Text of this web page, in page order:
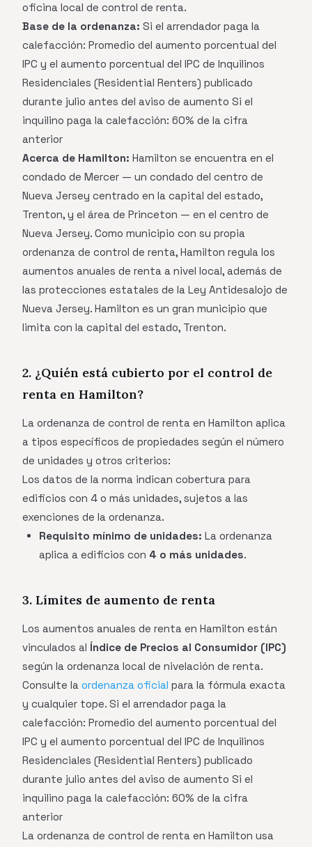
oficina local de control de renta.
Base de la ordenanza: Si el arrendador paga la
calefacción: Promedio del aumento porcentual del
IPC y el aumento porcentual del IPC de Inquilinos
Residenciales (Residential Renters) publicado
durante julio antes del aviso de aumento Si el
inquilino paga la calefacción: 60% de la cifra
anterior
Acerca de Hamilton: Hamilton se encuentra en el
condado de Mercer — un condado del centro de
Nueva Jersey centrado en la capital del estado,
Trenton, y el área de Princeton — en el centro de
Nueva Jersey. Como municipio con su propia
ordenanza de control de renta, Hamilton regula los
aumentos anuales de renta a nivel local, además de
las protecciones estatales de la Ley Antidesalojo de
Nueva Jersey. Hamilton es un gran municipio que
limita con la capital del estado, Trenton.
2. ¿Quién está cubierto por el control de
renta en Hamilton?
La ordenanza de control de renta en Hamilton aplica
a tipos específicos de propiedades según el número
de unidades y otros criterios:
Los datos de la norma indican cobertura para
edificios con 4 o más unidades, sujetos a las
exenciones de la ordenanza.
Requisito mínimo de unidades: La ordenanza
aplica a edificios con 4 o más unidades.
3. Límites de aumento de renta
Los aumentos anuales de renta en Hamilton están
vinculados al Índice de Precios al Consumidor (IPC)
según la ordenanza local de nivelación de renta.
Consulte la ordenanza oficial para la fórmula exacta
y cualquier tope. Si el arrendador paga la
calefacción: Promedio del aumento porcentual del
IPC y el aumento porcentual del IPC de Inquilinos
Residenciales (Residential Renters) publicado
durante julio antes del aviso de aumento Si el
inquilino paga la calefacción: 60% de la cifra
anterior
La ordenanza de control de renta en Hamilton usa